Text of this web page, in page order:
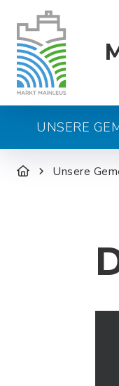
UNSERE
Unsere